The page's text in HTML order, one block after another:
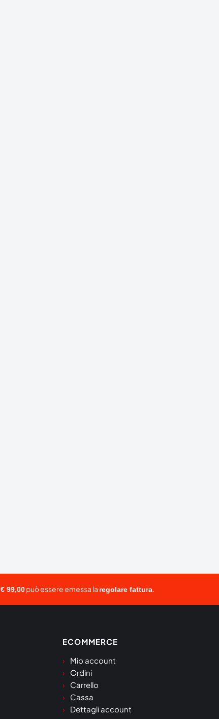
€ 99,00può essere emessa la regolare fattura.
ECOMMERCE
Mio account
Ordini
Carrello
Cassa
Dettagli account